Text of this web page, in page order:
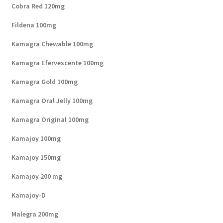
Cobra Red 120mg
Fildena 100mg
Kamagra Chewable 100mg
Kamagra Efervescente 100mg
Kamagra Gold 100mg
Kamagra Oral Jelly 100mg
Kamagra Original 100mg
Kamajoy 100mg
Kamajoy 150mg
Kamajoy 200 mg
Kamajoy-D
Malegra 200mg